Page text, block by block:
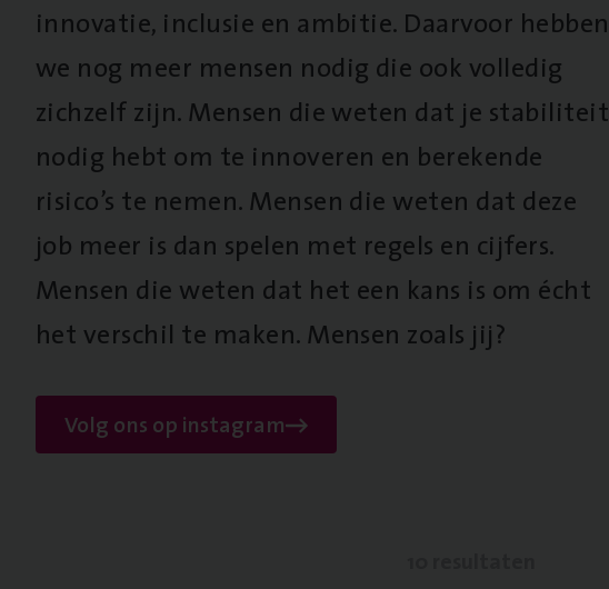
innovatie, inclusie en ambitie. Daarvoor hebben
we nog meer mensen nodig die ook volledig
zichzelf zijn. Mensen die weten dat je stabiliteit
nodig hebt om te innoveren en berekende
risico’s te nemen. Mensen die weten dat deze
job meer is dan spelen met regels en cijfers.
Mensen die weten dat het een kans is om écht
het verschil te maken. Mensen zoals jij?
Volg ons op instagram